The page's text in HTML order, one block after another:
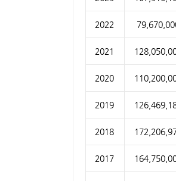
2022
2021
2020
2019
2018
2017